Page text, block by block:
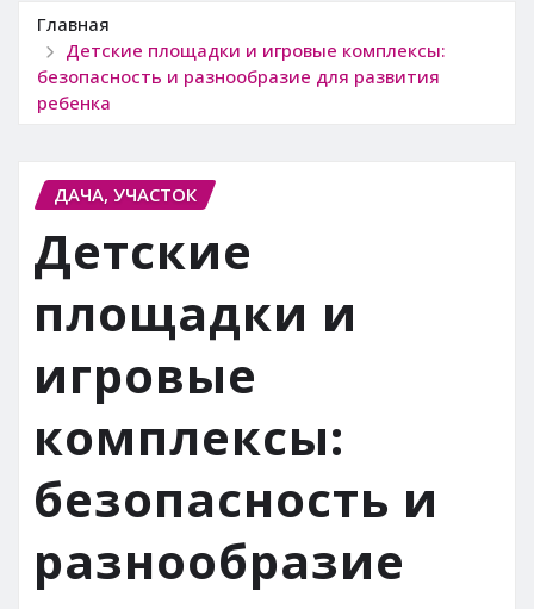
Главная
Детские площадки и игровые комплексы:
безопасность и разнообразие для развития
ребенка
ДАЧА, УЧАСТОК
Детские
площадки и
игровые
комплексы:
безопасность и
разнообразие